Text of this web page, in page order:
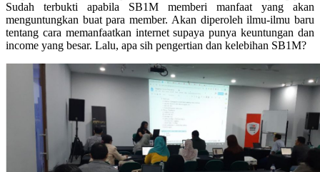
Sudah terbukti apabila SB1M memberi manfaat yang akan
menguntungkan buat para member. Akan diperoleh ilmu-ilmu baru
tentang cara memanfaatkan internet supaya punya keuntungan dan
income yang besar. Lalu, apa sih pengertian dan kelebihan SB1M?